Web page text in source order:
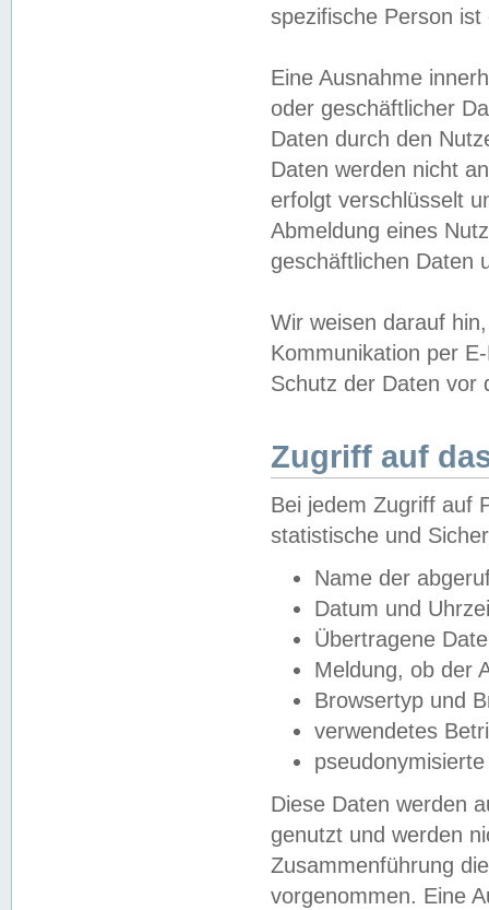
spezifische Person
Eine Ausnahme
oder geschäftlicher
Daten durch den
Daten werden nicht
erfolgt verschlüsselt
Abmeldung eines
geschäftlichen Daten
Wir weisen darauf
Kommunikation per
Schutz der Daten vor
Zugriff auf
Bei jedem Zugriff auf
statistische und
Name der
Datum und
Übertragene
Meldung, ob der
Browsertyp und
verwendetes
Diese Daten werden
genutzt und werden
Zusammenführung
vorgenommen. Eine